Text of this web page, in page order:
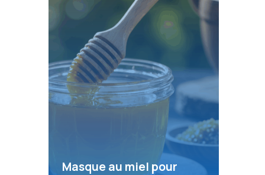
Masque au miel pour